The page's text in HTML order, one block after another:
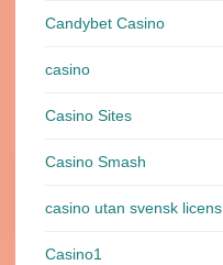
Candybet Casino
casino
Casino Sites
Casino Smash
casino utan svensk licens
Casino1